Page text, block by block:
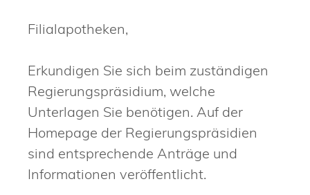
Filialapotheken,
Erkundigen Sie sich beim zuständigen
Regierungspräsidium, welche
Unterlagen Sie benötigen. Auf der
Homepage der Regierungspräsidien
sind entsprechende Anträge und
Informationen veröffentlicht.